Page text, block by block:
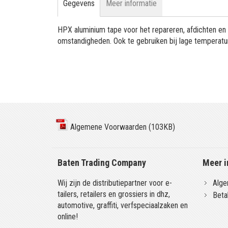
Gegevens
HPX aluminium tape voor het repareren, afdichten
omstandigheden. Ook te gebruiken bij lage
Meer informatie
Algemene Voorwaarden (103KB)
Baten Trading Company
Wij zijn de distributiepartner voor e-
tailers, retailers en grossiers in dhz,
automotive, graffiti, verfspeciaalzaken en
online!
Meer